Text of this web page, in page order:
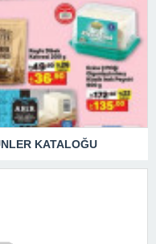
KATALOĞU